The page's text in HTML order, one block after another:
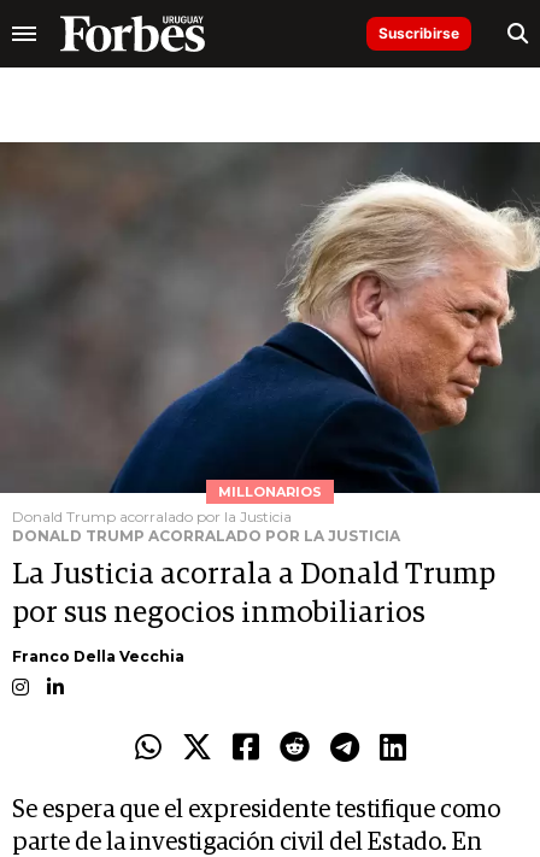
Suscribirse
MILLONARIOS
Donald Trump acorralado por la Justicia
DONALD TRUMP ACORRALADO POR LA JUSTICIA
La Justicia acorrala a Donald Trump
por sus negocios inmobiliarios
Franco Della Vecchia
Se espera que el expresidente testifique como
parte de la investigación civil del Estado. En